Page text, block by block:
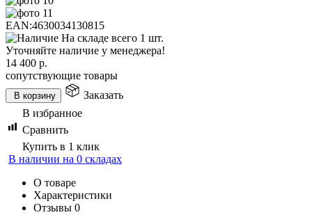
EAN:4630034130815
На складе всего 1 шт.
Уточняйте наличие у менеджера!
14 400 р.
сопутствующие товары
В корзину
Заказать
В избранное
Сравнить
Купить в 1 клик
В наличии на 0 складах
О товаре
Характеристики
Отзывы 0